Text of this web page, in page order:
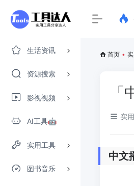
生活资讯
资源搜索
影视视频
AI工具🤖
实用工具
图书音乐
首页 •
实
中文